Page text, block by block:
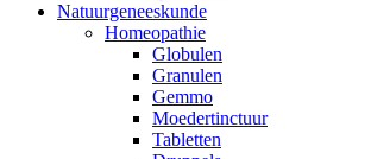
Natuurgeneeskunde
Homeopathie
Globulen
Granulen
Gemmo
Moedertinctuur
Tabletten